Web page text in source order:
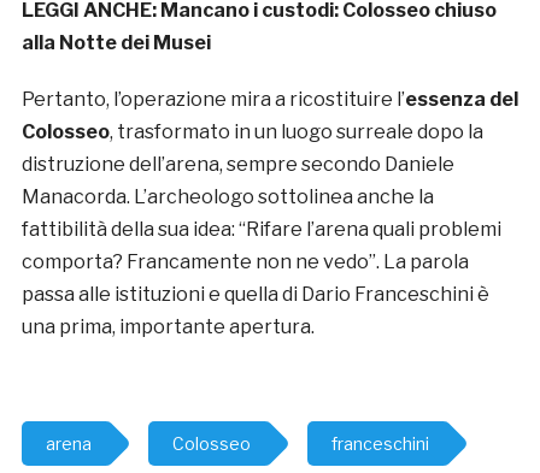
LEGGI ANCHE: Mancano i custodi: Colosseo chiuso
alla Notte dei Musei
Pertanto, l’operazione mira a ricostituire l’essenza del
Colosseo, trasformato in un luogo surreale dopo la
distruzione dell’arena, sempre secondo Daniele
Manacorda. L’archeologo sottolinea anche la
fattibilità della sua idea: “Rifare l’arena quali problemi
comporta? Francamente non ne vedo”. La parola
passa alle istituzioni e quella di Dario Franceschini è
una prima, importante apertura.
arena Colosseo franceschini